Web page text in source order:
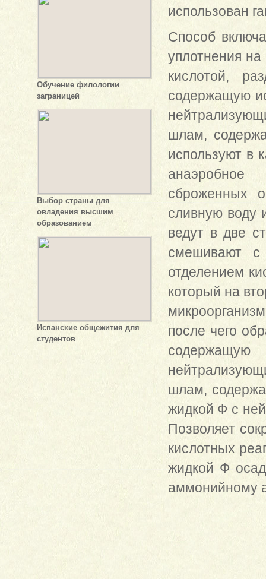
Обучение филологии
заграницей
Выбор страны для
овладения высшим
образованием
Испанские общежития для
студентов
использован
Способ
уплотнения
кислотой,
содержащую
шлам,
используют в
сброженных
сливную воду
ведут в две
смешивают
отделением
который на
после чего
шлам,
жидкой Ф с
Позволяет
кислотных
жидкой Ф
аммонийному